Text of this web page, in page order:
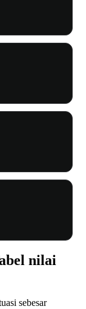
nilai
sebesar